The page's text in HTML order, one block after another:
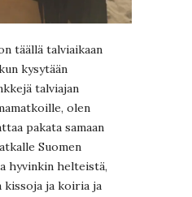
täällä talviaikaan
kysytään
talviajan
olen
pakata samaan
Suomen
hyvinkin helteistä,
kissoja ja koiria ja